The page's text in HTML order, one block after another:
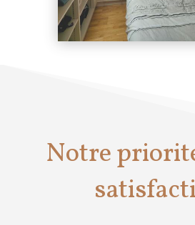
Notre